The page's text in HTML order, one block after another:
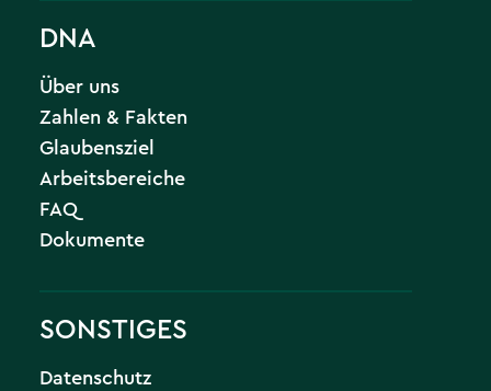
DNA
Über uns
Zahlen & Fakten
Glaubensziel
Arbeitsbereiche
FAQ
Dokumente
SONSTIGES
Datenschutz